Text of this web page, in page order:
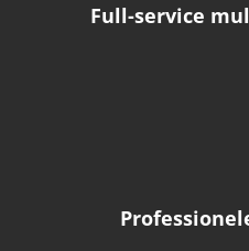
Full-service